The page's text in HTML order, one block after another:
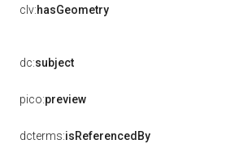
clv:hasGeometry
dc:subject
pico:preview
dcterms:isReferencedBy